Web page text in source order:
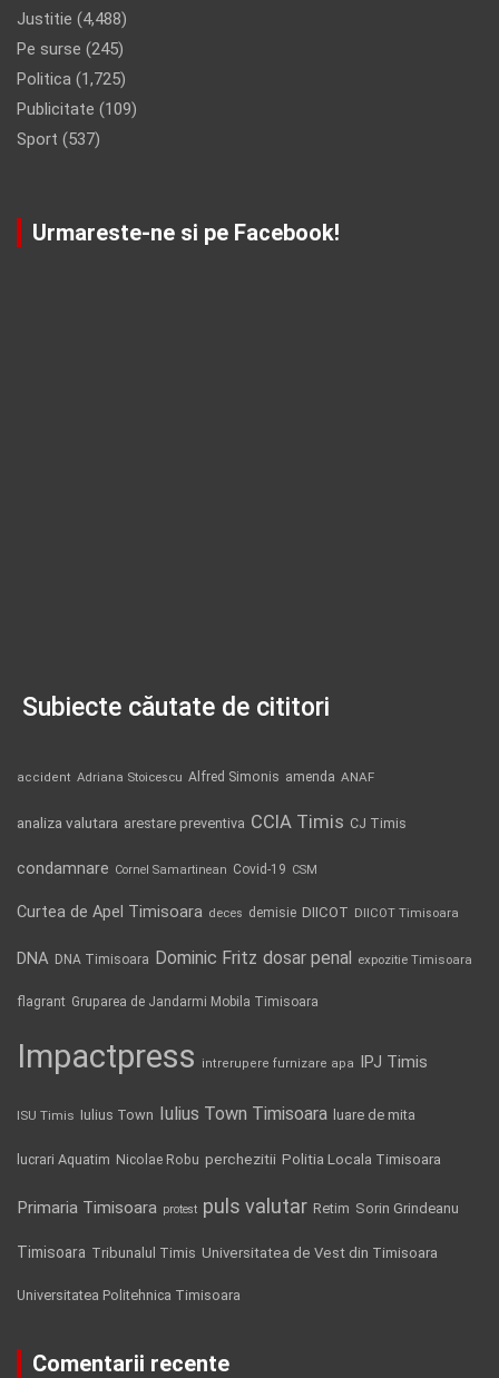
Justitie (4,488)
Pe surse (245)
Politica (1,725)
Publicitate (109)
Sport (537)
Urmareste-ne si pe Facebook!
Subiecte căutate de cititori
accident Adriana Stoicescu Alfred Simonis amenda ANAF
analiza valutara arestare preventiva CCIA Timis CJ Timis
condamnare Cornel Samartinean Covid-19 CSM
Curtea de Apel Timisoara deces demisie DIICOT DIICOT Timisoara
DNA DNA Timisoara Dominic Fritz dosar penal expozitie Timisoara
flagrant Gruparea de Jandarmi Mobila Timisoara
Impactpress intrerupere furnizare apa IPJ Timis
ISU Timis Iulius Town Iulius Town Timisoara luare de mita
lucrari Aquatim Nicolae Robu perchezitii Politia Locala Timisoara
Primaria Timisoara protest puls valutar Retim Sorin Grindeanu
Timisoara Tribunalul Timis Universitatea de Vest din Timisoara
Universitatea Politehnica Timisoara
Comentarii recente